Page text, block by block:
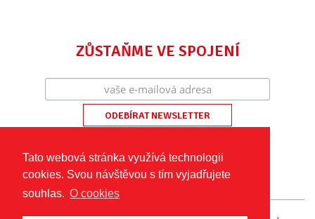
Tato webová stránka využívá technologii
cookies. Svou návštěvou s tím vyjadřujete
souhlas. O cookies
ZŮSTAŇME VE SPOJENÍ